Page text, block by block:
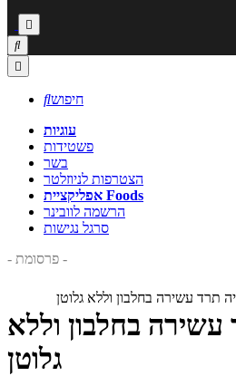



חיפוש
עוגיות
פשטידות
בשר
הצטרפות לניוזלטר
אפליקציית Foods
הרשמה לוובינר
סרגל נגישות
- פרסומת -
תרד עשירה בחלבון וללא גלוטן
עשירה בחלבון וללא
גלוטן